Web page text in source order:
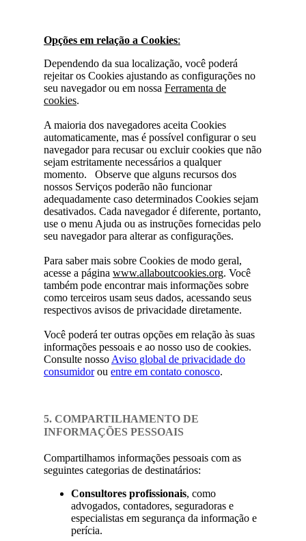
Opções em relação a Cookies:
Dependendo da sua localização, você poderá
rejeitar os Cookies ajustando as configurações no
seu navegador ou em nossa Ferramenta de
cookies.
A maioria dos navegadores aceita Cookies
automaticamente, mas é possível configurar o seu
navegador para recusar ou excluir cookies que não
sejam estritamente necessários a qualquer
momento. Observe que alguns recursos dos
nossos Serviços poderão não funcionar
adequadamente caso determinados Cookies sejam
desativados. Cada navegador é diferente, portanto,
use o menu Ajuda ou as instruções fornecidas pelo
seu navegador para alterar as configurações.
Para saber mais sobre Cookies de modo geral,
acesse a página www.allaboutcookies.org. Você
também pode encontrar mais informações sobre
como terceiros usam seus dados, acessando seus
respectivos avisos de privacidade diretamente.
Você poderá ter outras opções em relação às suas
informações pessoais e ao nosso uso de cookies.
Consulte nosso Aviso global de privacidade do
consumidorou entre em contato conosco.
5. COMPARTILHAMENTO DE
INFORMAÇÕES PESSOAIS
Compartilhamos informações pessoais com as
seguintes categorias de destinatários:
Consultores profissionais, como
advogados, contadores, seguradoras e
especialistas em segurança da informação e
perícia.